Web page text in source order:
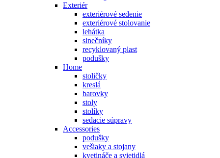
Exteriér
exteriérové sedenie
exteriérové stolovanie
lehátka
slnečníky
recyklovaný plast
podušky
Home
stoličky
kreslá
barovky
stoly
stolíky
sedacie súpravy
Accessories
podušky
vešiaky a stojany
kvetináče a svietidlá